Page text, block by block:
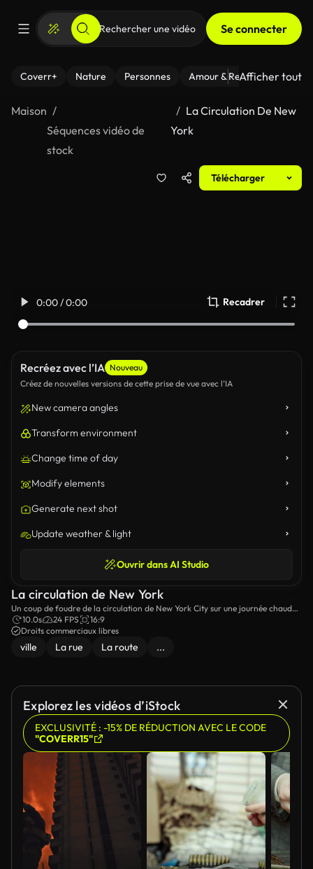
Se connecter
Coverr+ Nature Personnes Amour & Relations Le
Afficher tout
Maison
Séquences vidéo de
stock
La Circulation De New
York
Télécharger
0:00 / 0:00 Recadrer
Recréez avec l’IA Nouveau
Créez de nouvelles versions de cette prise de vue avec l’IA
New camera angles
Transform environment
Change time of day
Modify elements
Generate next shot
Update weather & light
Ouvrir dans AI Studio
La circulation de New York
Un coup de foudre de la circulation de New York City sur une journée chaude
et ensoleillée.
10.0s 24 FPS
16:9
Droits commerciaux libres
ville La rue La route ...
Explorez les vidéos d’iStock
EXCLUSIVITÉ : -15% DE RÉDUCTION AVEC LE CODE
"COVERR15"